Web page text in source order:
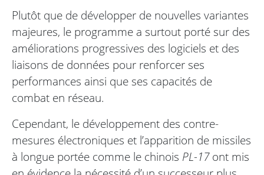
Plutôt que de développer de nouvelles variantes
majeures, le programme a surtout porté sur des
améliorations progressives des logiciels et des
liaisons de données pour renforcer ses
performances ainsi que ses capacités de
combat en réseau.
Cependant, le développement des contre-
mesures électroniques et l’apparition de missiles
à longue portée comme le chinois PL-17ont mis